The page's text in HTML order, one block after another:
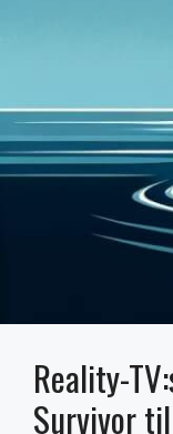
Reality-
Survivor